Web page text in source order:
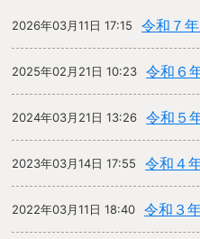
2026年03月11日 17:15 令和７
2025年02月21日 10:23 令和６
2024年03月21日 13:26 令和５
2023年03月14日 17:55 令和４
2022年03月11日 18:40 令和３